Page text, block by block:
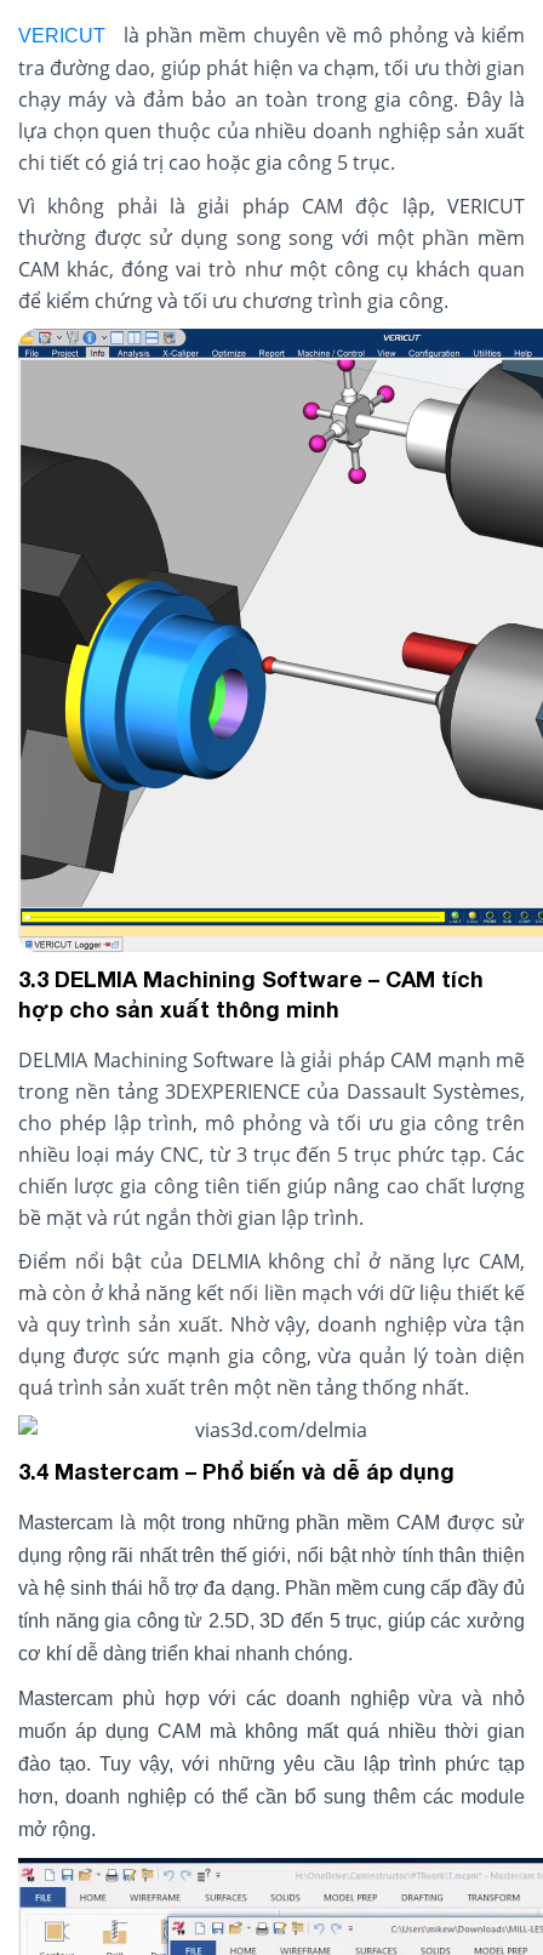
VERICUT
là phần mềm chuyên về mô phỏng và kiểm
tra đường dao, giúp phát hiện va chạm, tối ưu thời gian
chạy máy và đảm bảo an toàn trong gia công. Đây là
lựa chọn quen thuộc của nhiều doanh nghiệp sản xuất
chi tiết có giá trị cao hoặc gia công 5 trục.
Vì không phải là giải pháp CAM độc lập, VERICUT
thường được sử dụng song song với một phần mềm
CAM khác, đóng vai trò như một công cụ khách quan
để kiểm chứng và tối ưu chương trình gia công.
3.3 DELMIA Machining Software – CAM tích
hợp cho sản xuất thông minh
DELMIA Machining Software là giải pháp CAM mạnh mẽ
trong nền tảng 3DEXPERIENCE của Dassault Systèmes,
cho phép lập trình, mô phỏng và tối ưu gia công trên
nhiều loại máy CNC, từ 3 trục đến 5 trục phức tạp. Các
chiến lược gia công tiên tiến giúp nâng cao chất lượng
bề mặt và rút ngắn thời gian lập trình.
Điểm nổi bật của DELMIA không chỉ ở năng lực CAM,
mà còn ở khả năng kết nối liền mạch với dữ liệu thiết kế
và quy trình sản xuất. Nhờ vậy, doanh nghiệp vừa tận
dụng được sức mạnh gia công, vừa quản lý toàn diện
quá trình sản xuất trên một nền tảng thống nhất.
3.4 Mastercam – Phổ biến và dễ áp dụng
Mastercam là một trong những phần mềm CAM được sử
dụng rộng rãi nhất trên thế giới, nổi bật nhờ tính thân thiện
và hệ sinh thái hỗ trợ đa dạng. Phần mềm cung cấp đầy đủ
tính năng gia công từ 2.5D, 3D đến 5 trục, giúp các xưởng
cơ khí dễ dàng triển khai nhanh chóng.
Mastercam phù hợp với các doanh nghiệp vừa và nhỏ
muốn áp dụng CAM mà không mất quá nhiều thời gian
đào tạo. Tuy vậy, với những yêu cầu lập trình phức tạp
hơn, doanh nghiệp có thể cần bổ sung thêm các module
mở rộng.